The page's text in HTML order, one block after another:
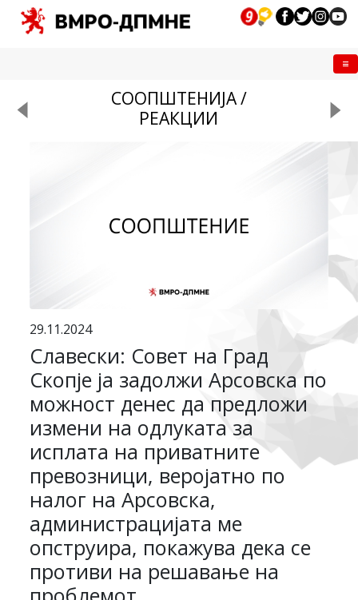
СООПШТЕНИЈА /
РЕАКЦИИ
29.11.2024
Славески: Совет на Град
Скопје ja задолжи Арсовска по
можност денес да предложи
измени на одлуката за
исплата на приватните
превозници, веројатно по
налог на Арсовска,
администрацијата ме
опструира, покажува дека се
противи на решавање на